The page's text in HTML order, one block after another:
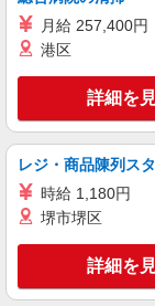
株式会社テクノ・サ
キー
派遣社員
株式会社グロップ 三
月給 257,400円
港区
詳細を
レジ・商品陳列ス
時給 1,180円
堺市堺区
詳細を